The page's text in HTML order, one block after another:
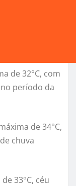
de 32°C, com
período da
de 34°C,
chuva
33°C, céu